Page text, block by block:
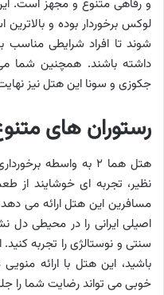
و رفاهی متنوع و مجهز است.
لوکس برخوردار بوده و
شوند تا افراد شرایطی مناسب
داشته باشند. همچنین شما می
جکوزی و سونا این هتل نیز نهایت
رستوران ‌های
هتل هما ۲ به واسطه
نظیر، تجربه ای خوشایند از
مسافرین این هتل ارائه می
اصیلی ایرانی را در محیطی دل
سنتی و نوستالژی را تجربه
باشید، این هتل با ارائه
خوبی می تواند رضایت شما را